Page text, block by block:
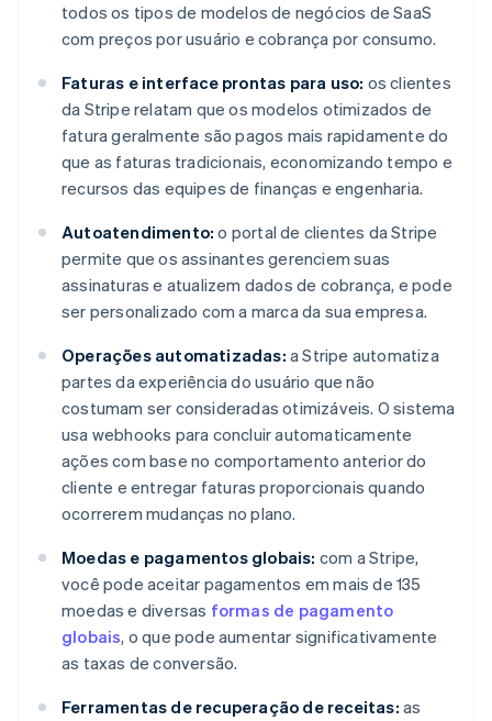
todos os tipos de modelos de negócios de SaaS
com preços por usuário e cobrança por consumo.
Faturas e interface prontas para uso: os clientes
da Stripe relatam que os modelos otimizados de
fatura geralmente são pagos mais rapidamente do
que as faturas tradicionais, economizando tempo e
recursos das equipes de finanças e engenharia.
Autoatendimento: o portal de clientes da Stripe
permite que os assinantes gerenciem suas
assinaturas e atualizem dados de cobrança, e pode
ser personalizado com a marca da sua empresa.
Operações automatizadas: a Stripe automatiza
partes da experiência do usuário que não
costumam ser consideradas otimizáveis. O sistema
usa webhooks para concluir automaticamente
ações com base no comportamento anterior do
cliente e entregar faturas proporcionais quando
ocorrerem mudanças no plano.
Moedas e pagamentos globais: com a Stripe,
você pode aceitar pagamentos em mais de 135
moedas e diversas formas de pagamento
globais, o que pode aumentar significativamente
as taxas de conversão.
Ferramentas de recuperação de receitas: as